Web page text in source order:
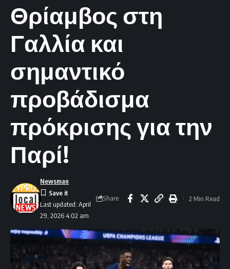
Θρίαμβος στη
Γαλλία και
σημαντικό
προβάδισμα
πρόκρισης για την
Παρί!
Last updated: April
29, 2026 4:02 am
Newsman
Share 2 Min Read